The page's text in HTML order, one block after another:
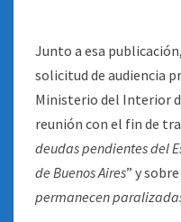
Junto a esa
solicitud de audiencia
Ministerio del Interior
reunión con el fin de
deudas pendientes del
de Buenos Aires” y sobre
permanecen